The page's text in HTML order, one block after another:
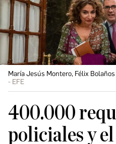
María Jesús Montero, Félix
EFE
400.000
policiales y